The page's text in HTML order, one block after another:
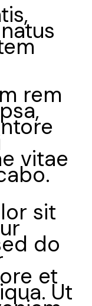
rem
vitae
sit
do
et
Ut